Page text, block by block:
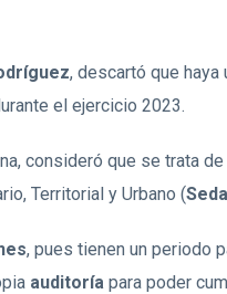
, descartó que haya
el ejercicio 2023.
consideró que se trata
Territorial y Urbano (
, pues tienen un periodo
auditoría para poder